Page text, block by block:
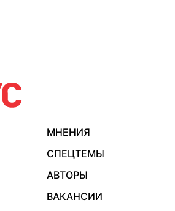
МНЕНИЯ
СПЕЦТЕМЫ
АВТОРЫ
ВАКАНСИИ